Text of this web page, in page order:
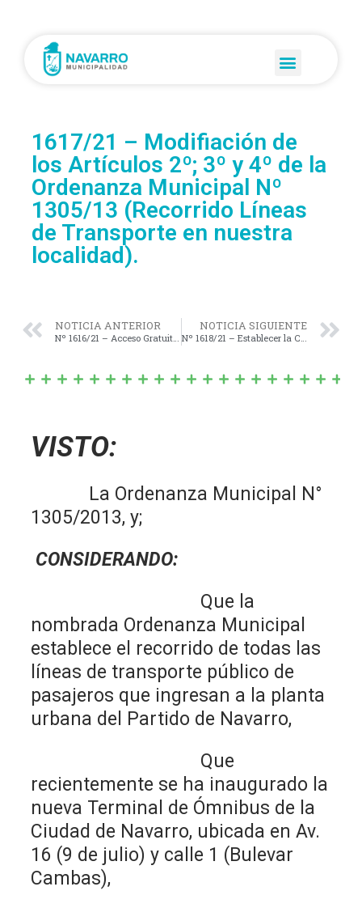
1617/21 – Modifiación de
los Artículos 2º; 3º y 4º de la
Ordenanza Municipal Nº
1305/13 (Recorrido Líneas
de Transporte en nuestra
localidad).
NOTICIA ANTERIOR
Nº 1616/21 – Acceso Gratuito para las Personas con Discapacidad a los Espectáculos Públicos de carácter Artístico; Cultural; Deportivo; Recreativo y Turístico.
NOTICIA SIGUIENTE
Nº 1618/21 – Establecer la Capacitación Integral en Materia Ambiental; Desarrollo Sostenible y Energía, a Empleados y Agentes Municipales en el Marco de la Ley Nº 27.592 (Ley Yolanda).
VISTO:
La Ordenanza Municipal N°
1305/2013, y;
CONSIDERANDO:
Que la
nombrada Ordenanza Municipal
establece el recorrido de todas las
líneas de transporte público de
pasajeros que ingresan a la planta
urbana del Partido de Navarro,
Que
recientemente se ha inaugurado la
nueva Terminal de Ómnibus de la
Ciudad de Navarro, ubicada en Av.
16 (9 de julio) y calle 1 (Bulevar
Cambas),